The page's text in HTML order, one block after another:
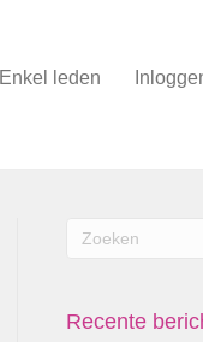
Enkel leden
Recente